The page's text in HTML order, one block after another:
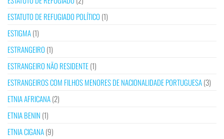
ESTATUTO DE REFUGIADO POLÍTICO (1)
ESTIGMA(1)
ESTRANGEIRO (1)
ESTRANGEIRO NÃO RESIDENTE(1)
ESTRANGEIROS COM FILHOS MENORES DE NACIONALIDADE PORTUGUESA(3)
ETNIA AFRICANA(2)
ETNIA BENIN (1)
ETNIA CIGANA(9)